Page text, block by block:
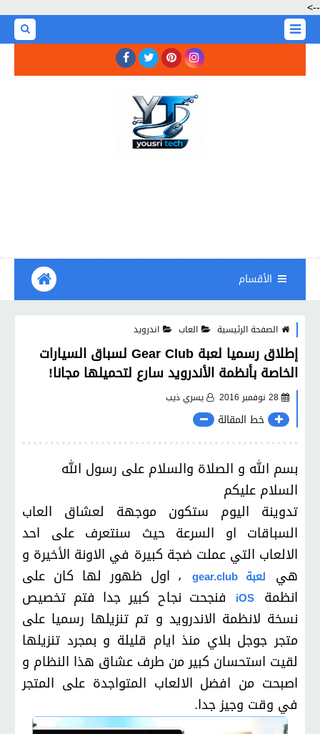
-->
الأقسام
الصفحة الرئيسية العاب اندرويد
إطلاق رسميا لعبة Gear Club لسباق السيارات
الخاصة بأنظمة الأندرويد سارع لتحميلها مجانا!
28 نوفمبر 2016 يسري ذيب
خط المقالة
بسم الله و الصلاة والسلام على رسول الله
السلام عليكم
تدوينة اليوم ستكون موجهة لعشاق العاب
السباقات او السرعة حيث سنتعرف على احد
الالعاب التي عملت ضجة كبيرة في الاونة الأخيرة و
هي لعبة gear.club
، اول ظهور لها كان على
انظمة iOS فنجحت نجاح كبير جدا فتم تخصيص
نسخة لانظمة الاندرويد و تم تنزيلها رسميا على
متجر جوجل بلاي منذ ايام قليلة و بمجرد تنزيلها
لقيت استحسان كبير من طرف عشاق هذا النظام و
اصبحت من افضل الالعاب المتواجدة على المتجر
في وقت وجيز جدا.